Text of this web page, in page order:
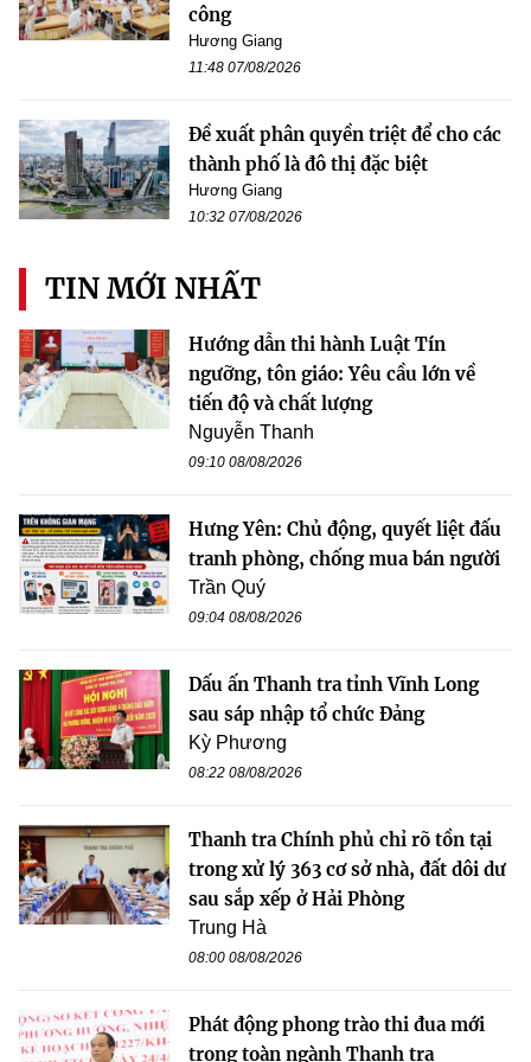
công
Hương Giang
11:48 07/08/2026
Đề xuất phân quyền triệt để cho các
thành phố là đô thị đặc biệt
Hương Giang
10:32 07/08/2026
TIN MỚI NHẤT
Hướng dẫn thi hành Luật Tín
ngưỡng, tôn giáo: Yêu cầu lớn về
tiến độ và chất lượng
Nguyễn Thanh
09:10 08/08/2026
Hưng Yên: Chủ động, quyết liệt đấu
tranh phòng, chống mua bán người
Trần Quý
09:04 08/08/2026
Dấu ấn Thanh tra tỉnh Vĩnh Long
sau sáp nhập tổ chức Đảng
Kỳ Phương
08:22 08/08/2026
Thanh tra Chính phủ chỉ rõ tồn tại
trong xử lý 363 cơ sở nhà, đất dôi dư
sau sắp xếp ở Hải Phòng
Trung Hà
08:00 08/08/2026
Phát động phong trào thi đua mới
trong toàn ngành Thanh tra